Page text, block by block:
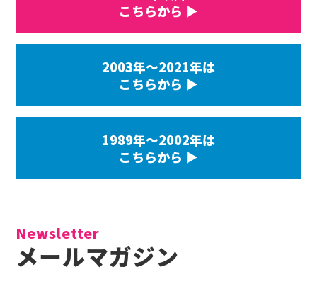
こちらから ▶
2003年〜2021年は
こちらから ▶
1989年〜2002年は
こちらから ▶
Newsletter
メールマガジン